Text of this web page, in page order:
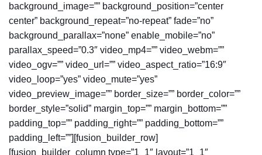
background_image=”” background_position=”center
center” background_repeat=”no-repeat” fade=”no”
background_parallax=”none” enable_mobile=”no”
parallax_speed=”0.3″ video_mp4=”” video_webm=””
video_ogv=”” video_url=”” video_aspect_ratio=”16:9″
video_loop=”yes” video_mute=”yes”
video_preview_image=”” border_size=”” border_color=””
border_style=”solid” margin_top=”” margin_bottom=””
padding_top=”” padding_right=”” padding_bottom=””
padding_left=””][fusion_builder_row]
[fusion_builder_column type=”1_1″ layout=”1_1″